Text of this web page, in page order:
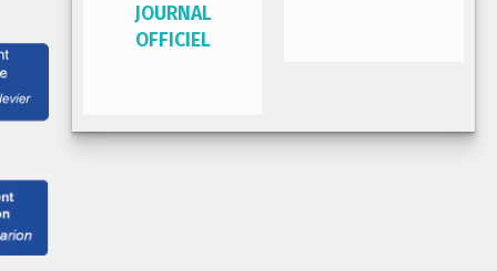
JOURNAL
OFFICIEL